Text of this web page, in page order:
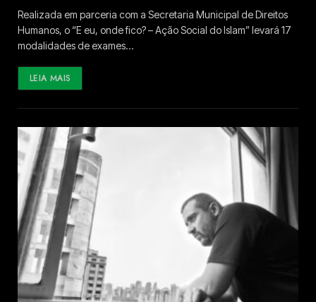
Realizada em parceria com a Secretaria Municipal de Direitos
Humanos, o “E eu, onde fico? – Ação Social do Islam” levará 17
modalidades de exames…
LEIA MAIS